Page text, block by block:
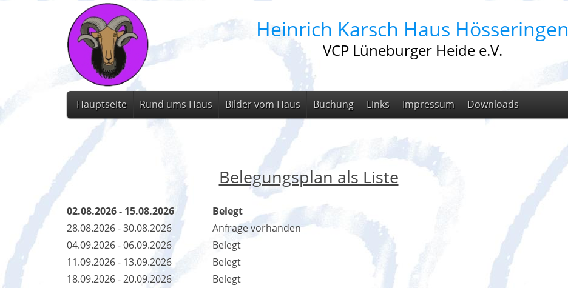
Heinrich Karsch Haus Hösseringen
VCP Lüneburger Heide e.V.
Hauptseite Rund ums Haus Bilder vom Haus Buchung Links Impressum Downloads
Belegungsplan als Liste
02.08.2026 - 15.08.2026
Belegt
28.08.2026 - 30.08.2026
Anfrage vorhanden
04.09.2026 - 06.09.2026
Belegt
11.09.2026 - 13.09.2026
Belegt
18.09.2026 - 20.09.2026
Belegt